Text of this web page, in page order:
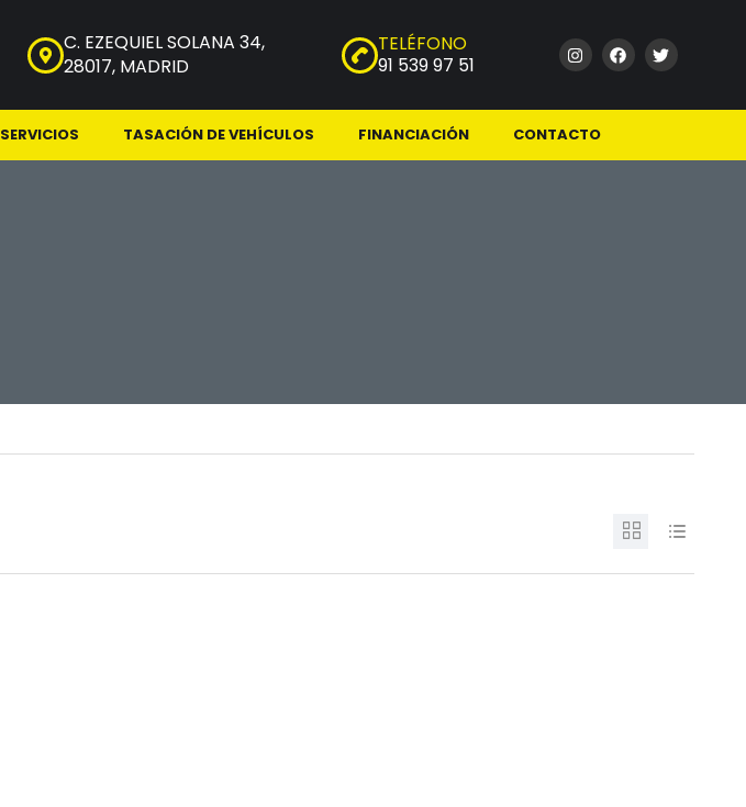
C. EZEQUIEL SOLANA 34,
28017, MADRID
TELÉFONO
91 539 97 51
SERVICIOS TASACIÓN DE VEHÍCULOS FINANCIACIÓN CONTACTO